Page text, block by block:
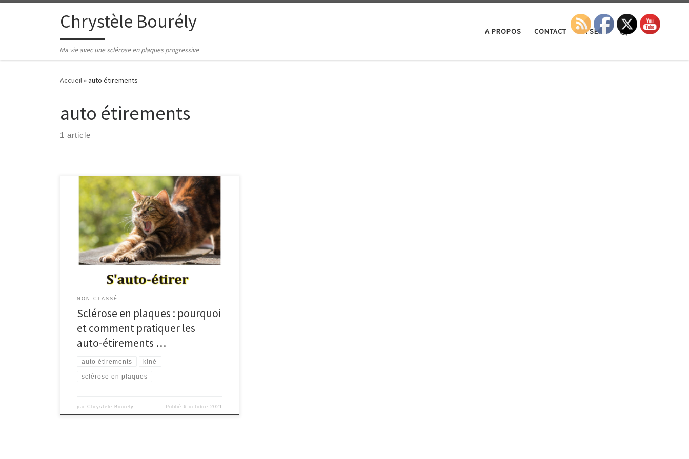
Passer au contenuChrystèle Bourély
Ma vie avec une sclérose en plaques progressive
A PROPOS CONTACT LA SEP Search
Accueil»auto étirements
auto étirements
1 article
Toutes les personnes atteintes de sclérose en plaques
sont ou vont devenir sujettes à de la spasticité
(raideurs musculaires). Intérêts des séances de
kinésithérapie Les étirements sont indispensables à
pratiquer pour agir sur la raideur musculaire. A défaut,
la spasticité peut vite devenir douloureuse ! Il arrive
même d’être […]
NON CLASSÉ
Sclérose en plaques : pourquoi
et comment pratiquer les
auto-étirements …
auto étirements kiné
sclérose en plaques
parChrystele Bourely Publié 6 octobre 2021